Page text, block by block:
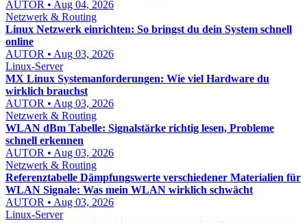
AUTOR • Aug 04, 2026
Netzwerk & Routing
Linux Netzwerk einrichten: So bringst du dein System schnell
online
AUTOR • Aug 03, 2026
Linux-Server
MX Linux Systemanforderungen: Wie viel Hardware du
wirklich brauchst
AUTOR • Aug 03, 2026
Netzwerk & Routing
WLAN dBm Tabelle: Signalstärke richtig lesen, Probleme
schnell erkennen
AUTOR • Aug 03, 2026
Netzwerk & Routing
Referenztabelle Dämpfungswerte verschiedener Materialien für
WLAN Signale: Was mein WLAN wirklich schwächt
AUTOR • Aug 03, 2026
Linux-Server